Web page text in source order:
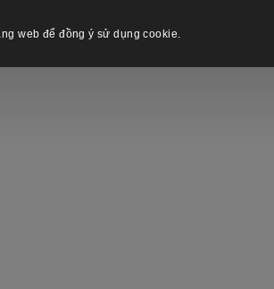
web để đồng ý sử dụng cookie.